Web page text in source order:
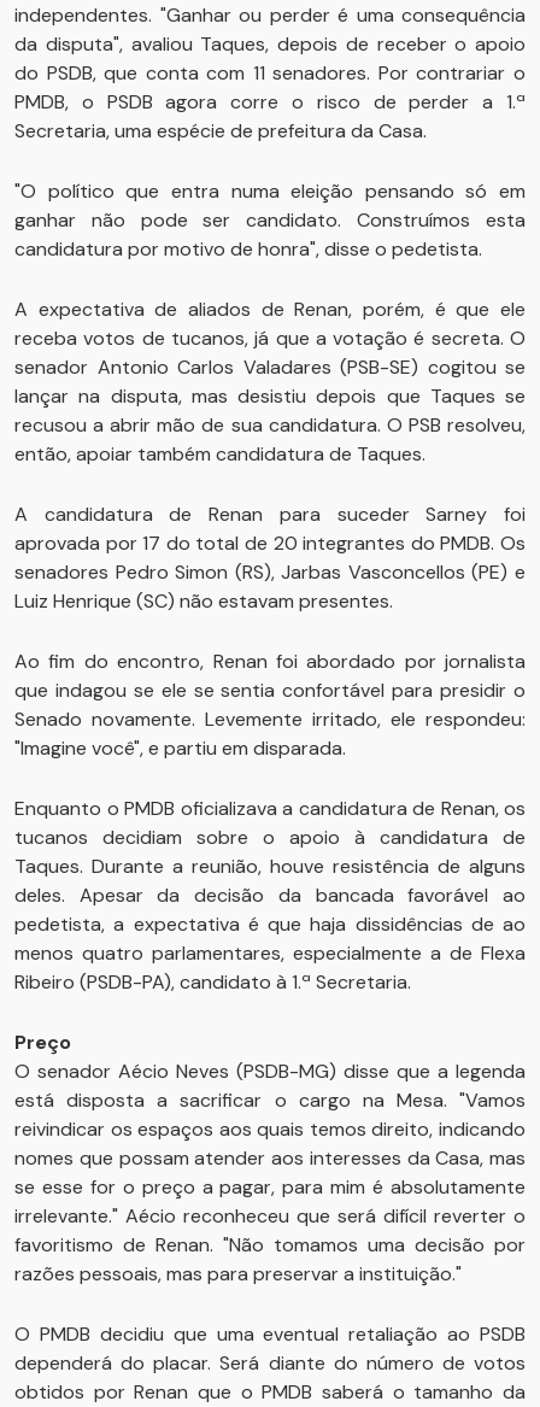
independentes. "Ganhar ou perder é uma consequência
da disputa", avaliou Taques, depois de receber o apoio
do PSDB, que conta com 11 senadores. Por contrariar o
PMDB, o PSDB agora corre o risco de perder a 1.ª
Secretaria, uma espécie de prefeitura da Casa.
"O político que entra numa eleição pensando só em
ganhar não pode ser candidato. Construímos esta
candidatura por motivo de honra", disse o pedetista.
A expectativa de aliados de Renan, porém, é que ele
receba votos de tucanos, já que a votação é secreta. O
senador Antonio Carlos Valadares (PSB-SE) cogitou se
lançar na disputa, mas desistiu depois que Taques se
recusou a abrir mão de sua candidatura. O PSB resolveu,
então, apoiar também candidatura de Taques.
A candidatura de Renan para suceder Sarney foi
aprovada por 17 do total de 20 integrantes do PMDB. Os
senadores Pedro Simon (RS), Jarbas Vasconcellos (PE) e
Luiz Henrique (SC) não estavam presentes.
Ao fim do encontro, Renan foi abordado por jornalista
que indagou se ele se sentia confortável para presidir o
Senado novamente. Levemente irritado, ele respondeu:
"Imagine você", e partiu em disparada.
Enquanto o PMDB oficializava a candidatura de Renan, os
tucanos decidiam sobre o apoio à candidatura de
Taques. Durante a reunião, houve resistência de alguns
deles. Apesar da decisão da bancada favorável ao
pedetista, a expectativa é que haja dissidências de ao
menos quatro parlamentares, especialmente a de Flexa
Ribeiro (PSDB-PA), candidato à 1.ª Secretaria.
Preço
O senador Aécio Neves (PSDB-MG) disse que a legenda
está disposta a sacrificar o cargo na Mesa. "Vamos
reivindicar os espaços aos quais temos direito, indicando
nomes que possam atender aos interesses da Casa, mas
se esse for o preço a pagar, para mim é absolutamente
irrelevante." Aécio reconheceu que será difícil reverter o
favoritismo de Renan. "Não tomamos uma decisão por
razões pessoais, mas para preservar a instituição."
O PMDB decidiu que uma eventual retaliação ao PSDB
dependerá do placar. Será diante do número de votos
obtidos por Renan que o PMDB saberá o tamanho da